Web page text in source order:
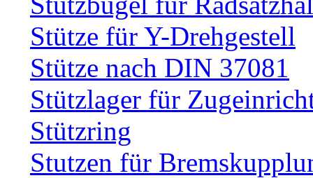
Stütze für Y-Drehgestell
Stütze nach DIN 37081
Stützlager für
Stützring
Stutzen für